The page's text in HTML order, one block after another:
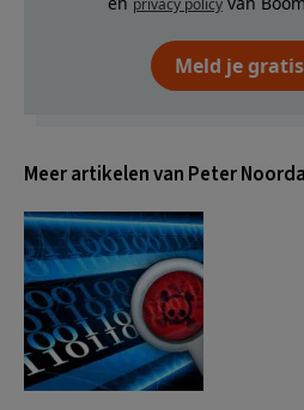
Meld je
Meer artikelen van Peter